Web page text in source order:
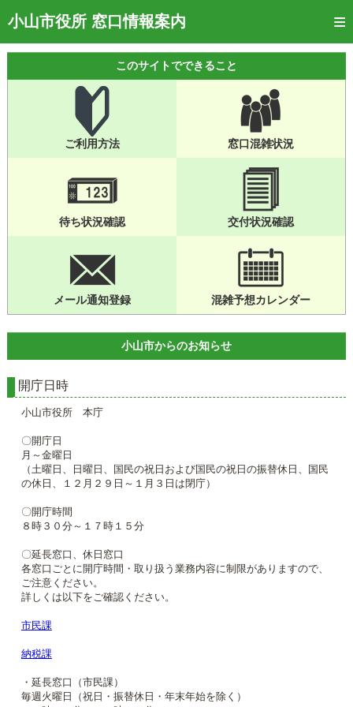
小山市役所 窓口情報案内
トップページ
ご利用方法
窓口混雑状況
待ち状況確認
交付状況確認
メール通知登録
混雑予想カレンダー
このサイトでできること
ご利用方法 窓口混雑状況
待ち状況確認 交付状況確認
メール通知登録 混雑予想カレンダー
小山市からのお知らせ
開庁日時
小山市役所 本庁
〇開庁日
月～金曜日
（土曜日、日曜日、国民の祝日および国民の祝日の振替休日、国民
の休日、１２月２９日～１月３日は閉庁）
〇開庁時間
８時３０分～１７時１５分
〇延長窓口、休日窓口
各窓口ごとに開庁時間・取り扱う業務内容に制限がありますので、
ご注意ください。
詳しくは以下をご確認ください。
市民課
納税課
・延長窓口（市民課）
毎週火曜日（祝日・振替休日・年末年始を除く）